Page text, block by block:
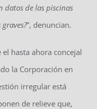
datos de las piscinas
”, denuncian.
el hasta ahora concejal
la Corporación en
irregular está
de relieve que,